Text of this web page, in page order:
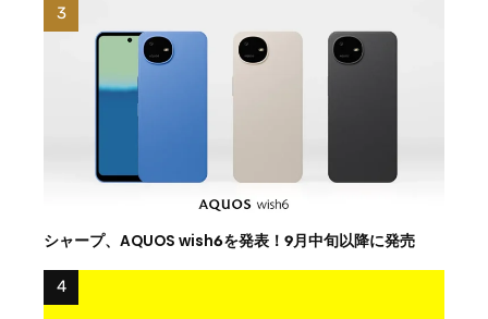
シャープ、AQUOS wish6を発表！9月中旬以降に発売